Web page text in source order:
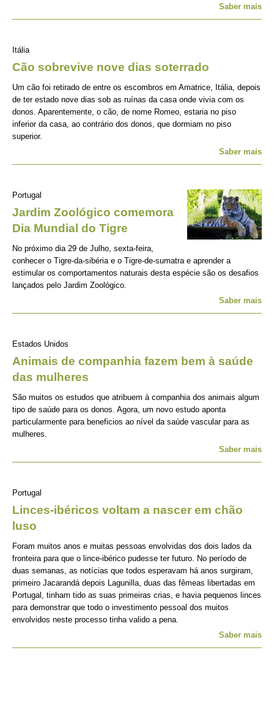
Saber mais
Itália
Cão sobrevive nove dias soterrado
Um cão foi retirado de entre os escombros em Amatrice, Itália, depois
de ter estado nove dias sob as ruínas da casa onde vivia com os
donos. Aparentemente, o cão, de nome Romeo, estaria no piso
inferior da casa, ao contrário dos donos, que dormiam no piso
superior.
Saber mais
Portugal
Jardim Zoológico comemora
Dia Mundial do Tigre
No próximo dia 29 de Julho, sexta-feira,
conhecer o Tigre-da-sibéria e o Tigre-de-sumatra e aprender a
estimular os comportamentos naturais desta espécie são os desafios
lançados pelo Jardim Zoológico.
Saber mais
Estados Unidos
Animais de companhia fazem bem à saúde
das mulheres
São muitos os estudos que atribuem à companhia dos animais algum
tipo de saúde para os donos. Agora, um novo estudo aponta
particularmente para beneficios ao nível da saúde vascular para as
mulheres.
Saber mais
Portugal
Linces-ibéricos voltam a nascer em chão
luso
Foram muitos anos e muitas pessoas envolvidas dos dois lados da
fronteira para que o lince-ibérico pudesse ter futuro. No período de
duas semanas, as notícias que todos esperavam há anos surgiram,
primeiro Jacarandá depois Lagunilla, duas das fêmeas libertadas em
Portugal, tinham tido as suas primeiras crias, e havia pequenos linces
para demonstrar que todo o investimento pessoal dos muitos
envolvidos neste processo tinha valido a pena.
Saber mais